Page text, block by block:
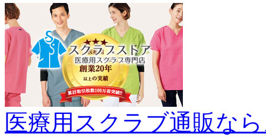
医療用スクラブ通販な